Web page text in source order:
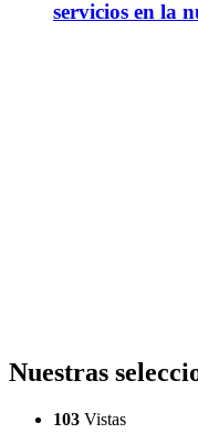
servicios en la
Nuestras
103 Vistas